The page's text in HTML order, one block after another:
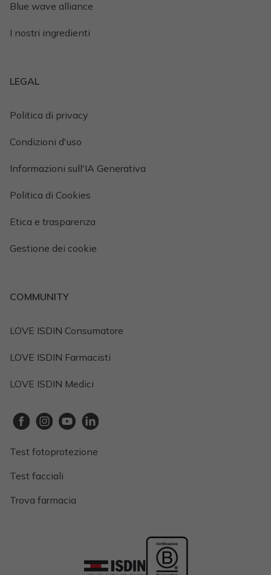
Blue wave alliance
I nostri ingredienti
LEGAL
Politica di privacy
Condizioni d'uso
Informazioni sull'IA Generativa
Politica di Cookies
Etica e trasparenza
Gestione dei cookie
COMMUNITY
LOVE ISDIN Consumatore
LOVE ISDIN Farmacisti
LOVE ISDIN Medici
Test fotoprotezione
Test facciali
Trova farmacia